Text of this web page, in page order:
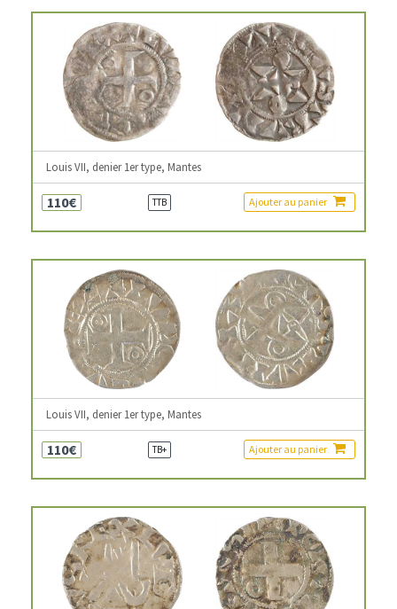
Louis VII, denier 1er type, Mantes
110€ TTB Ajouter au panier
Louis VII, denier 1er type, Mantes
110€ TB+ Ajouter au panier